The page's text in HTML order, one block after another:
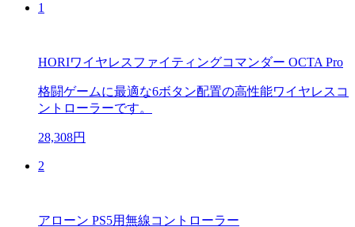
1
HORIワイヤレスファイティングコマンダー OCTA Pro
格闘ゲームに最適な6ボタン配置の高性能ワイヤレスコ
ントローラーです。
28,308円
2
アローン PS5用無線コントローラー